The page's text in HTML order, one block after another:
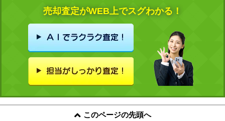
売却査定がWEB上でスグわかる！
このページの先頭へ